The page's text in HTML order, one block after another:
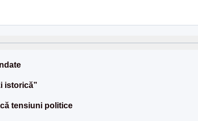
istorică”
tensiuni politice